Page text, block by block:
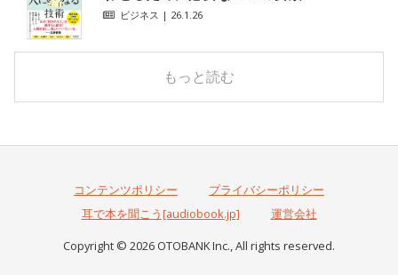
ビジネス | 26.1.26
もっと読む
コンテンツポリシー
プライバシーポリシー
耳で本を聞こう[audiobook.jp]
運営会社
Copyright © 2026 OTOBANK Inc., All rights reserved.